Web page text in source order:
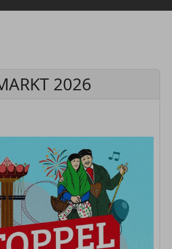
2026